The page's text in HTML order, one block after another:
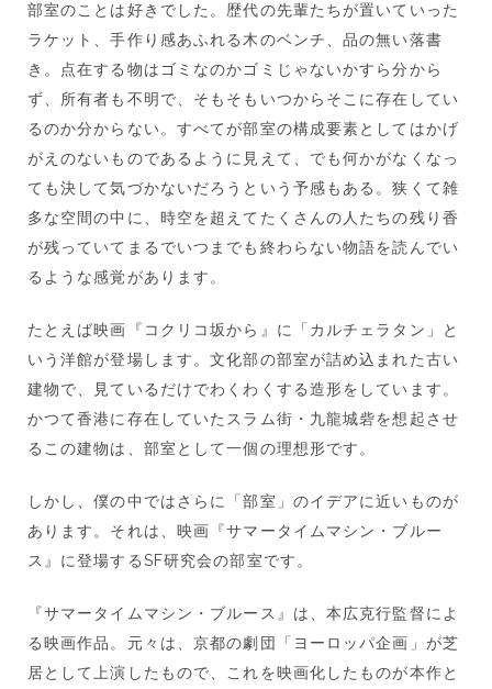
部室のことは好きでした。歴代の先輩たちが置いていった
ラケット、手作り感あふれる木のベンチ、品の無い落書
き。点在する物はゴミなのかゴミじゃないかすら分から
ず、所有者も不明で、そもそもいつからそこに存在してい
るのか分からない。すべてが部室の構成要素としてはかげ
がえのないものであるように見えて、でも何かがなくなっ
ても決して気づかないだろうという予感もある。狭くて雑
多な空間の中に、時空を超えてたくさんの人たちの残り香
が残っていてまるでいつまでも終わらない物語を読んでい
るような感覚があります。
たとえば映画『コクリコ坂から』に「カルチェラタン」と
いう洋館が登場します。文化部の部室が詰め込まれた古い
建物で、見ているだけでわくわくする造形をしています。
かつて香港に存在していたスラム街・九龍城砦を想起させ
るこの建物は、部室として一個の理想形です。
しかし、僕の中ではさらに「部室」のイデアに近いものが
あります。それは、映画『サマータイムマシン・ブルー
ス』に登場するSF研究会の部室です。
『サマータイムマシン・ブルース』は、本広克行監督によ
る映画作品。元々は、京都の劇団「ヨーロッパ企画」が芝
居として上演したもので、これを映画化したものが本作と